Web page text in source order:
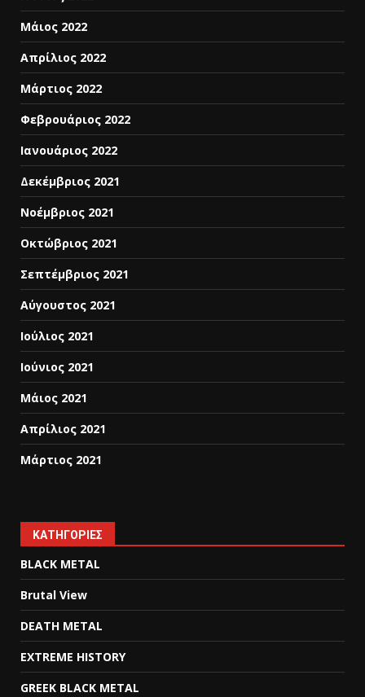
Μάιος 2022
Απρίλιος 2022
Μάρτιος 2022
Φεβρουάριος 2022
Ιανουάριος 2022
Δεκέμβριος 2021
Νοέμβριος 2021
Οκτώβριος 2021
Σεπτέμβριος 2021
Αύγουστος 2021
Ιούλιος 2021
Ιούνιος 2021
Μάιος 2021
Απρίλιος 2021
Μάρτιος 2021
KΑΤΗΓΟΡΊΕΣ
BLACK METAL
Brutal View
DEATH METAL
EXTREME HISTORY
GREEK BLACK METAL